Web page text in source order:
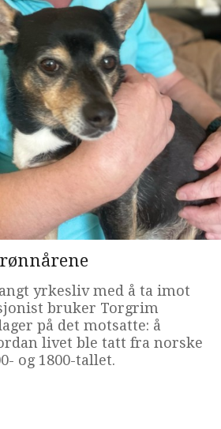
yrkesliv med å ta imot
bruker Torgrim
på det motsatte: å
livet ble tatt fra norske
og 1800-tallet.